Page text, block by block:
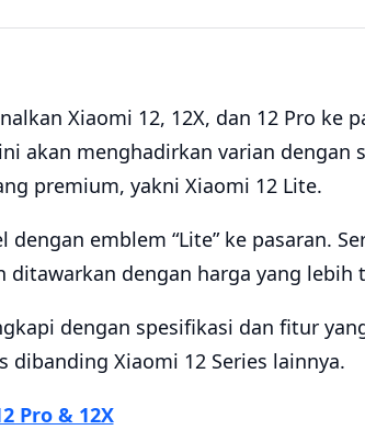
Xiaomi 12, 12X, dan 12 Pro ke
akan menghadirkan varian dengan
premium, yakni Xiaomi 12 Lite.
emblem “Lite” ke pasaran.
ditawarkan dengan harga yang lebih
dengan spesifikasi dan fitur
Xiaomi 12 Series lainnya.
Pro & 12X